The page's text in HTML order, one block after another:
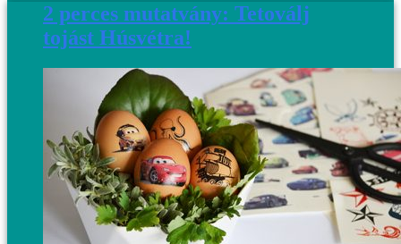
2 perces mutatvány: Tetoválj
tojást Húsvétra!